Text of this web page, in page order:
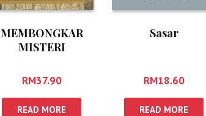
MEMBONGKAR
MISTERI
YANG HILANG
RM37.90
READ MORE
Sasar
RM18.60
READ MORE